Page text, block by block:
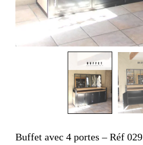
Buffet avec 4 portes – Réf 029